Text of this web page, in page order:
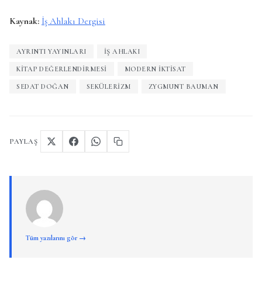
Kaynak: İş Ahlakı Dergisi
AYRINTI YAYINLARI İŞ AHLAKI
KITAP DEĞERLENDIRMESI MODERN IKTISAT
SEDAT DOĞAN SEKÜLERIZM ZYGMUNT BAUMAN
PAYLAŞ
Tüm yazılarını gör →